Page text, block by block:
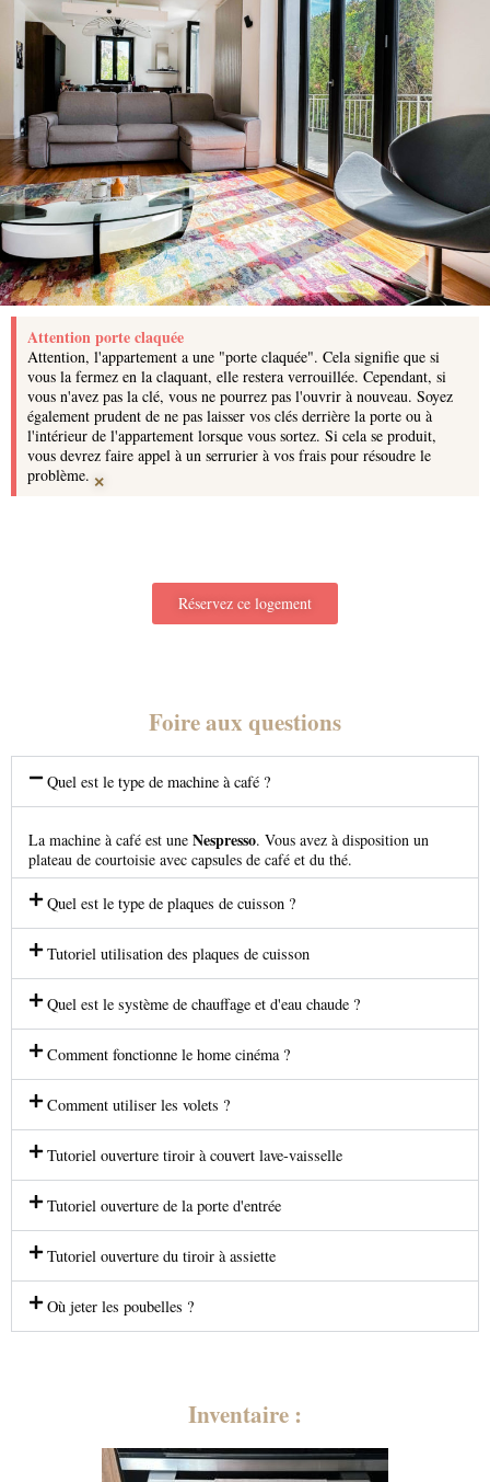
Attention porte claquée
Attention, l'appartement a une "porte claquée". Cela signifie que si
vous la fermez en la claquant, elle restera verrouillée. Cependant, si
vous n'avez pas la clé, vous ne pourrez pas l'ouvrir à nouveau. Soyez
également prudent de ne pas laisser vos clés derrière la porte ou à
l'intérieur de l'appartement lorsque vous sortez. Si cela se produit,
vous devrez faire appel à un serrurier à vos frais pour résoudre le
problème. ×
Réservez ce logement
Foire aux questions
Quel est le type de machine à café ?
La machine à café est une Nespresso. Vous avez à disposition un
plateau de courtoisie avec capsules de café et du thé.
Quel est le type de plaques de cuisson ?
Tutoriel utilisation des plaques de cuisson
Quel est le système de chauffage et d'eau chaude ?
Comment fonctionne le home cinéma ?
Comment utiliser les volets ?
Tutoriel ouverture tiroir à couvert lave-vaisselle
Tutoriel ouverture de la porte d'entrée
Tutoriel ouverture du tiroir à assiette
Où jeter les poubelles ?
Inventaire :